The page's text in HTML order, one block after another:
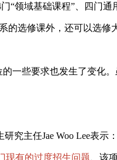
“领域基础课程”、四门通
的选修课外，还可以选
一些要求也发生了变化
究主任Jae Woo Lee表示：
现有的过度招生问题 、该